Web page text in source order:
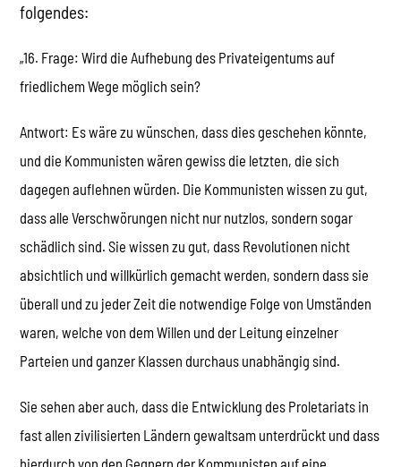
folgendes:
„16. Frage: Wird die Aufhebung des Privateigentums auf
friedlichem Wege möglich sein?
Antwort: Es wäre zu wünschen, dass dies geschehen könnte,
und die Kommunisten wären gewiss die letzten, die sich
dagegen auflehnen würden. Die Kommunisten wissen zu gut,
dass alle Verschwörungen nicht nur nutzlos, sondern sogar
schädlich sind. Sie wissen zu gut, dass Revolutionen nicht
absichtlich und willkürlich gemacht werden, sondern dass sie
überall und zu jeder Zeit die notwendige Folge von Umständen
waren, welche von dem Willen und der Leitung einzelner
Parteien und ganzer Klassen durchaus unabhängig sind.
Sie sehen aber auch, dass die Entwicklung des Proletariats in
fast allen zivilisierten Ländern gewaltsam unterdrückt und dass
hierdurch von den Gegnern der Kommunisten auf eine